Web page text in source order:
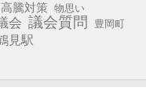
騰対策 物思い
会 議会質問 豊岡町
見駅